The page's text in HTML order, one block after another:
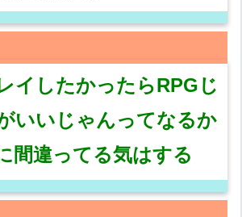
イしたかったらRPGじ
いいじゃんってなるか
間違ってる気はする